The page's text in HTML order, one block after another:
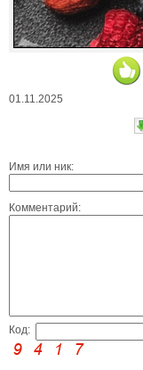
01.11.2025
Имя или ник:
Комментарий:
Код: